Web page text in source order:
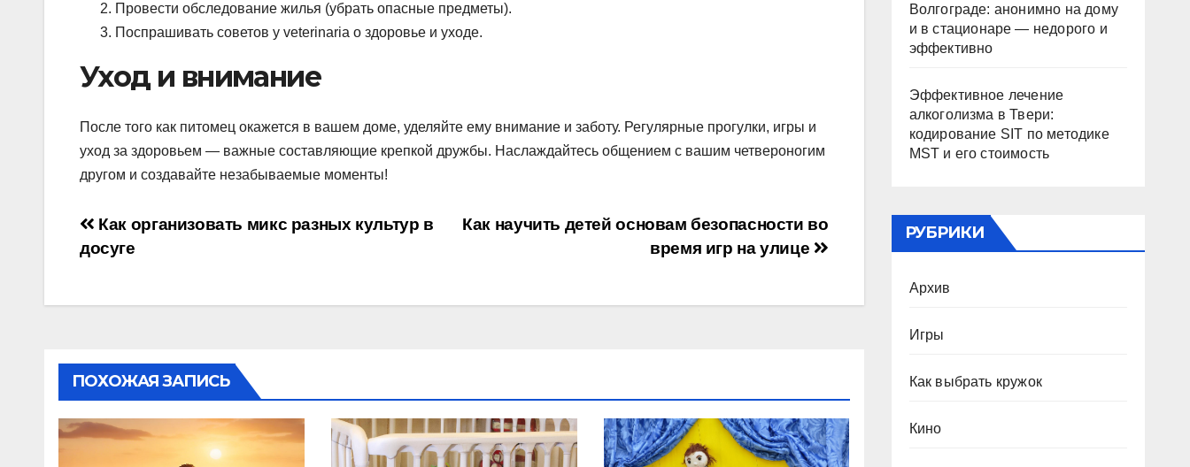
Провести обследование жилья (убрать опасные предметы).
Поспрашивать советов у veterinaria о здоровье и уходе.
Уход и внимание
После того как питомец окажется в вашем доме, уделяйте ему внимание и заботу. Регулярные прогулки, игры и
уход за здоровьем — важные составляющие крепкой дружбы. Наслаждайтесь общением с вашим четвероногим
другом и создавайте незабываемые моменты!
Навигация
по
записям
Как научить детей основам безопасности во
время игр на улице
Как организовать микс разных культур в
досуге
ПОХОЖАЯ ЗАПИСЬ
Волгограде: анонимно на дому
и в стационаре — недорого и
эффективно
Эффективное лечение
алкоголизма в Твери:
кодирование SIT по методике
MST и его стоимость
РУБРИКИ
Архив
Игры
Как выбрать кружок
Кино